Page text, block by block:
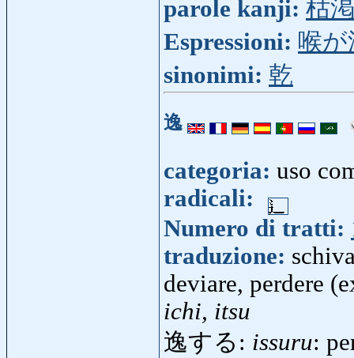
parole kanji: 枯渇
Espressioni: 喉が
sinonimi: 乾
逸
categoria: uso
radicali:
Numero di tratti:
traduzione:
deviare, perdere
ichi, itsu
逸する: issuru: